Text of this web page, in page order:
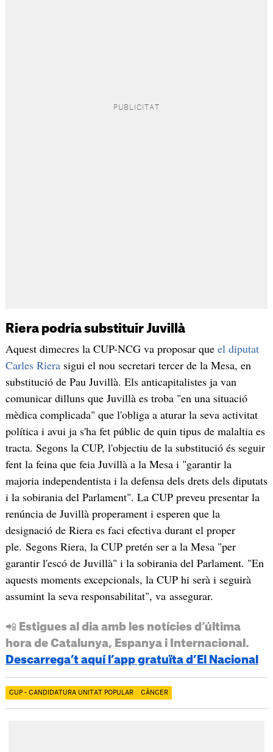
Riera podria substituir Juvillà
Aquest dimecres la CUP-NCG va proposar que el diputat
Carles Rierasigui el nou secretari tercer de la Mesa, en
substitució de Pau Juvillà. Els anticapitalistes ja van
comunicar dilluns que Juvillà es troba "en una situació
mèdica complicada" que l'obliga a aturar la seva activitat
política i avui ja s'ha fet públic de quin tipus de malaltia es
tracta. Segons la CUP, l'objectiu de la substitució és seguir
fent la feina que feia Juvillà a la Mesa i "garantir la
majoria independentista i la defensa dels drets dels diputats
i la sobirania del Parlament". La CUP preveu presentar la
renúncia de Juvillà properament i esperen que la
designació de Riera es faci efectiva durant el proper
ple. Segons Riera, la CUP pretén ser a la Mesa "per
garantir l'escó de Juvillà" i la sobirania del Parlament. "En
aquests moments excepcionals, la CUP hi serà i seguirà
assumint la seva responsabilitat", va assegurar.
📲 Estigues al dia amb les notícies d’última
hora de Catalunya, Espanya i Internacional.
Descarrega’t aquí l’app gratuïta d’El Nacional
CUP - CANDIDATURA UNITAT POPULAR CÀNCER